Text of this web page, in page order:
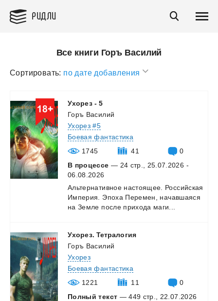
РИДЛИ
Все книги Горъ Василий
Сортировать: по дате добавления
Ухорез - 5
Горъ Василий
Ухорез #5
Боевая фантастика
1745
41
0
В процессе — 24 стр., 25.07.2026 -
06.08.2026
Альтернативное настоящее.
Российская
Империя.
Эпоха Перемен,
начавшаяся
на Земле после прихода маги...
Ухорез. Тетралогия
Горъ Василий
Ухорез
Боевая фантастика
1221
11
0
Полный текст — 449 стр., 22.07.2026